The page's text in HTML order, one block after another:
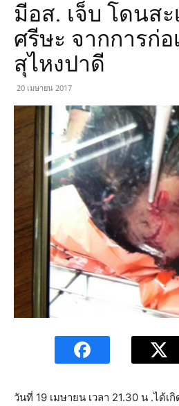
มีอส. เจ็บ โดนสะ
ศรีษะ จากการก่อ
สุไหงปาดี
20 เมษายน 2017
วันที่ 19 เมษายน เวลา 21.30 น .ได้เ